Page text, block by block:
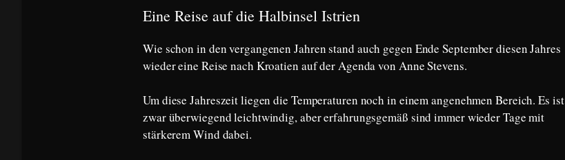
Eine Reise auf die Halbinsel Istrien
Wie schon in den vergangenen Jahren stand auch gegen Ende September diesen Jahres
wieder eine Reise nach Kroatien auf der Agenda von Anne Stevens.
Um diese Jahreszeit liegen die Temperaturen noch in einem angenehmen Bereich. Es ist
zwar überwiegend leichtwindig, aber erfahrungsgemäß sind immer wieder Tage mit
stärkerem Wind dabei.